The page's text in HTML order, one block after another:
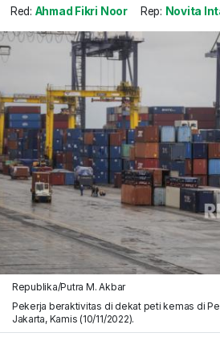
Red: Ahmad Fikri Noor Rep: Novita
Republika/Putra M. Akbar
Pekerja beraktivitas di dekat peti kemas di
Jakarta, Kamis (10/11/2022).